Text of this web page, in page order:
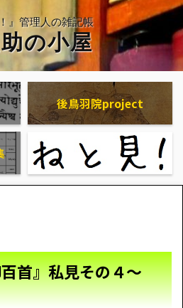
』管理人の雑記帳
の小屋
後鳥羽院project
首』私見その４～